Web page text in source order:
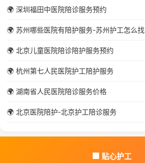
🌍 深圳福田中医院陪诊服务预约
🌍 苏州哪些医院有陪护服务-苏州护工怎么找
🌍 北京儿童医院陪诊陪护服务预约
🌍 杭州第七人民医院护工陪护服务
🌍 湖南省人民医院陪诊服务价格
🌍 北京医院陪护-北京护工陪诊服务
🏢 贴心护工